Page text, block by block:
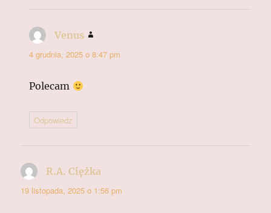
Venus
4 grudnia, 2025 o 8:47 pm
Polecam
Odpowiedz
R.A. Ciężka
19 listopada, 2025 o 1:56 pm